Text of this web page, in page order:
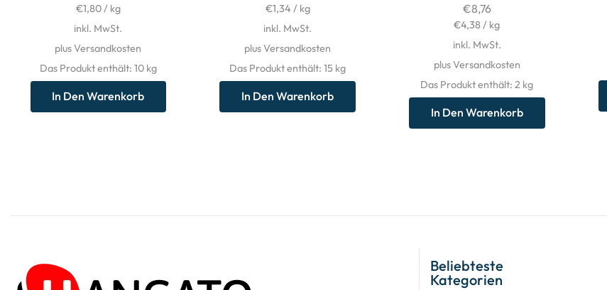
€1,80/ kg
inkl. MwSt.
plus Versandkosten
Das Produkt enthält: 10 kg
In Den Warenkorb
€1,34 / kg
inkl. MwSt.
plus Versandkosten
Das Produkt enthält: 15 kg
In Den Warenkorb
€8,76
€4,38/ kg
inkl. MwSt.
plus Versandkosten
Das Produkt enthält: 2 kg
In Den Warenkorb
Beliebteste
Kategorien